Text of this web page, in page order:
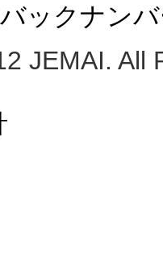
バックナン
JEMAI. All